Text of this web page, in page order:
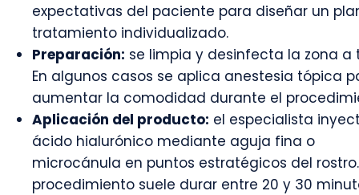
expectativas del paciente para diseñar un
tratamiento individualizado.
Preparación: se limpia y desinfecta la zona a
En algunos casos se aplica anestesia tópica
aumentar la comodidad durante el
Aplicación del producto: el especialista
ácido hialurónico mediante aguja fina o
microcánula en puntos estratégicos del rostro.
procedimiento suele durar entre 20 y 30